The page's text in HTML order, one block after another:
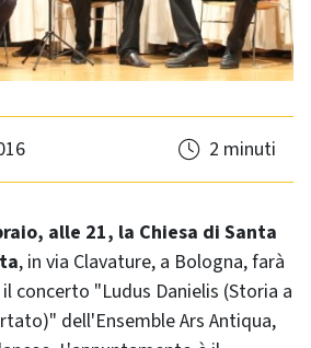
2 minuti
, in via Clavature, a Bologna, farà
concerto "Ludus Danielis (Storia a
dell'Ensemble Ars Antiqua,